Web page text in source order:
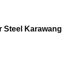
Steel Karawang